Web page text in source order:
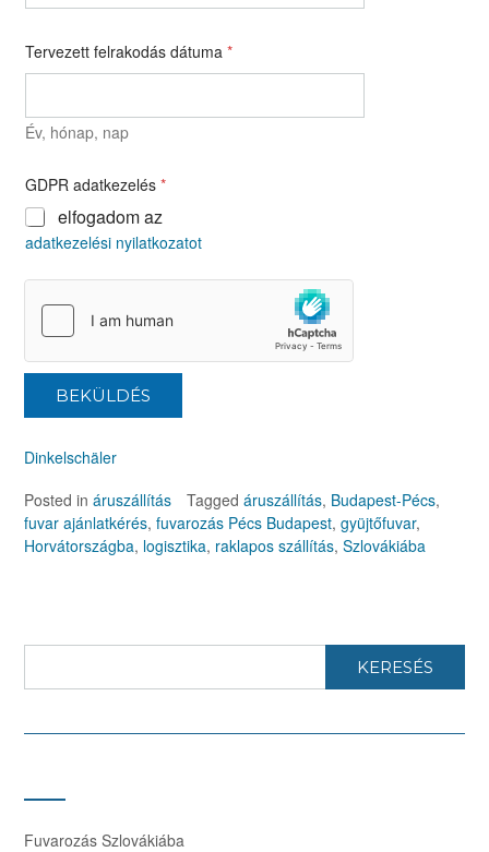
Tervezett felrakodás dátuma *
Év, hónap, nap
GDPR adatkezelés *
elfogadom az
adatkezelési nyilatkozatot
BEKÜLDÉS
Dinkelschäler
Posted in áruszállítás Tagged áruszállítás, Budapest-Pécs,
fuvar ajánlatkérés, fuvarozás Pécs Budapest, gyüjtőfuvar,
Horvátországba, logisztika, raklapos szállítás, Szlovákiába
KERESÉS
Fuvarozás Szlovákiába